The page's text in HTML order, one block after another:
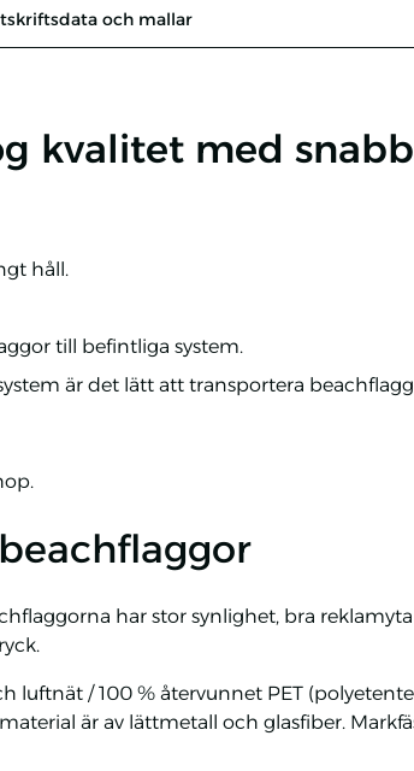
och mallar
kvalitet med
håll.
till befintliga system.
är det lätt att transportera
har stor synlighet, bra
luftnät / 100 % återvunnet PET
är av lättmetall och glasfiber.